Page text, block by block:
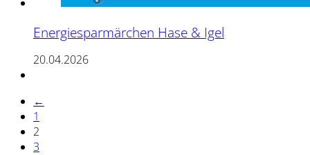
Energiesparmärchen Hase & Igel
20.04.2026
←
1
2
3